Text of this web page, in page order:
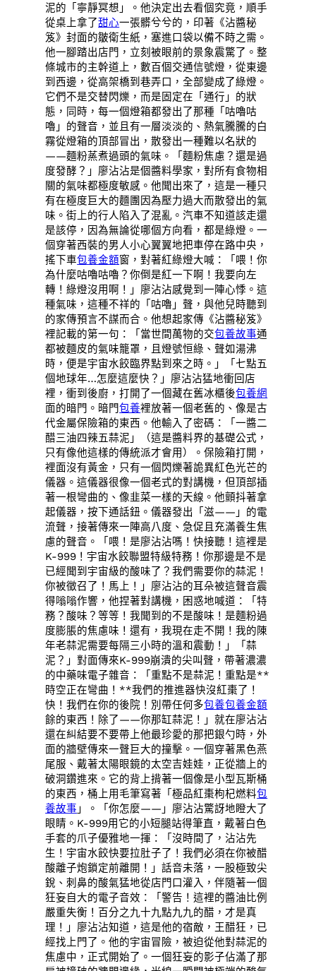
泥的「寧靜冥想」。他決定出去看個究竟，順手
從桌上拿了甜心一張髒兮兮的，印著《沾醬秘
笈》封面的皺衛生紙，塞進口袋以備不時之需。
他一腳踏出店門，立刻被眼前的景象震驚了。整
條城市的主幹道上，數百個交通信號燈，從東邊
到西邊，從高架橋到巷弄口，全部變成了綠燈。
它們不是交替閃爍，而是固定在「通行」的狀
態，同時，每一個燈箱都發出了那種「咕嚕咕
嚕」的聲音，並且有一層淡淡的、熱氣騰騰的白
霧從燈箱的頂部冒出，散發出一種難以名狀的
——麵粉蒸煮過頭的氣味。「麵粉焦慮？還是過
度發酵？」廖沾沾是個醬料學家，對所有食物相
關的氣味都極度敏感。他聞出來了，這是一種只
有在極度巨大的麵團因為壓力過大而散發出的氣
味。街上的行人陷入了混亂。汽車不知道該走還
是該停，因為無論從哪個方向看，都是綠燈。一
個穿著西裝的男人小心翼翼地把車停在路中央，
搖下車包養金額窗，對著紅綠燈大喊：「喂！你
為什麼咕嚕咕嚕？你倒是紅一下啊！我要向左
轉！綠燈沒用啊！」廖沾沾感覺到一陣心悸。這
種氣味，這種不祥的「咕嚕」聲，與他兒時聽到
的家傳預言不謀而合。他想起家傳《沾醬秘笈》
裡記載的第一句：「當世間萬物的交包養故事通
都被麵皮的氣味籠罩，且燈號恒綠、聲如湯沸
時，便是宇宙水餃臨界點到來之時。」「七點五
個地球年…怎麼這麼快？」廖沾沾猛地衝回店
裡，衝到後廚，打開了一個藏在舊冰櫃後包養網
面的暗門。暗門包養裡放著一個老舊的、像是古
代金屬保險箱的東西。他輸入了密碼：「一醬二
醋三油四辣五蒜泥」（這是醬料界的基礎公式，
只有像他這樣的傳統派才會用）。保險箱打開，
裡面沒有黃金，只有一個閃爍著詭異紅色光芒的
儀器。這儀器很像一個老式的對講機，但頂部插
著一根彎曲的、像韭菜一樣的天線。他顫抖著拿
起儀器，按下通話鈕。儀器發出「滋——」的電
流聲，接著傳來一陣高八度、急促且充滿養生焦
慮的聲音。「喂！是廖沾沾嗎！快接聽！這裡是
K-999！宇宙水餃聯盟特級特務！你那邊是不是
已經聞到宇宙級的酸味了？我們需要你的蒜泥！
你被徵召了！馬上！」廖沾沾的耳朵被這聲音震
得嗡嗡作響，他捏著對講機，困惑地喊道：「特
務？酸味？等等！我聞到的不是酸味！是麵粉過
度膨脹的焦慮味！還有，我現在走不開！我的陳
年老蒜泥需要每隔三小時的溫和震動！」「蒜
泥？」對面傳來K-999崩潰的尖叫聲，帶著濃濃
的中藥味電子雜音：「重點不是蒜泥！重點是**
時空正在彎曲！**我們的推進器快沒紅棗了！
快！我們在你的後院！別帶任何多包養包養金額
餘的東西！除了——你那缸蒜泥！」就在廖沾沾
還在糾結要不要帶上他最珍愛的那把銀勺時，外
面的牆壁傳來一聲巨大的撞擊。一個穿著黑色燕
尾服、戴著太陽眼鏡的太空吉娃娃，正從牆上的
破洞鑽進來。它的背上揹著一個像是小型瓦斯桶
的東西，桶上用毛筆寫著「極品紅棗枸杞燃料包
養故事 」。「你怎麼——」廖沾沾驚訝地瞪大了
眼睛。K-999用它的小短腿站得筆直，戴著白色
手套的爪子優雅地一揮：「沒時間了，沾沾先
生！宇宙水餃快要拉肚子了！我們必須在你被醋
酸離子炮鎖定前離開！」話音未落，一股極致尖
銳、刺鼻的酸氣猛地從店門口灌入，伴隨著一個
狂妄自大的電子音效：「警告！這裡的醬油比例
嚴重失衡！百分之九十九點九九的醋，才是真
理！」廖沾沾知道，這是他的宿敵，王醋狂，已
經找上門了。他的宇宙冒險，被迫從他對蒜泥的
焦慮中，正式開始了。一個狂妄的影子佔滿了那